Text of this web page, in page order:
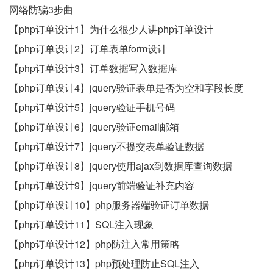
网络防骗3步曲
【php订单设计1】为什么很少人讲php订单设计
【php订单设计2】订单表单form设计
【php订单设计3】订单数据写入数据库
【php订单设计4】jquery验证表单是否为空和字段长度
【php订单设计5】jquery验证手机号码
【php订单设计6】jquery验证email邮箱
【php订单设计7】jquery不提交表单验证数据
【php订单设计8】jquery使用ajax到数据库查询数据
【php订单设计9】jquery前端验证补充内容
【php订单设计10】php服务器端验证订单数据
【php订单设计11】SQL注入现象
【php订单设计12】php防注入常用策略
【php订单设计13】php预处理防止SQL注入